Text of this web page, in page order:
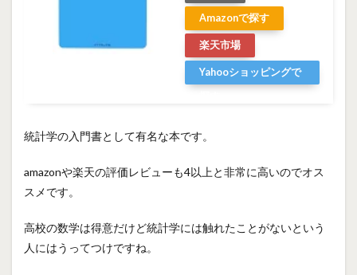
Amazonで探す
楽天市場
Yahooショッピングで
統計学の入門書として有名な本です。
amazonや楽天の評価レビューも4以上と非常に高いのでオス
スメです。
高校の数学は得意だけど統計学には触れたことがないという
人にはうってつけですね。